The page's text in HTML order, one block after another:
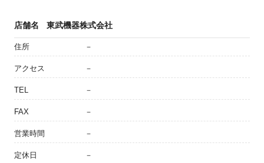
店舗名 東武機器株式会社
住所 －
アクセス －
TEL －
FAX －
営業時間 －
定休日 －